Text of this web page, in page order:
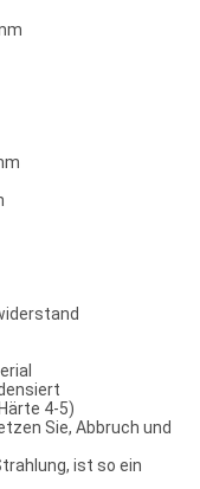
4-5)
Sie, Abbruch und
ist so ein